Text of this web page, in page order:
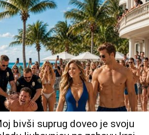
bivši suprug doveo je svoju